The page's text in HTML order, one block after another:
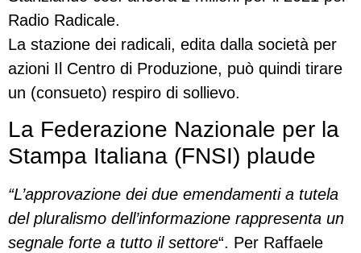
Radio Radicale.
La stazione dei radicali, edita dalla società per
azioni Il Centro di Produzione, può quindi tirare
un (consueto) respiro di sollievo.
La Federazione Nazionale per la
Stampa Italiana (FNSI) plaude
“L’approvazione dei due emendamenti a tutela
del pluralismo dell’informazione rappresenta un
segnale forte a tutto il settore“. Per Raffaele